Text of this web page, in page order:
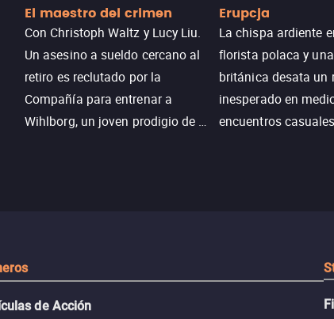
El maestro del crimen
Con Christoph Waltz y Lucy Liu.
Un asesino a sueldo cercano al
retiro es reclutado por la
Compañía para entrenar a
Wihlborg, un joven prodigio de la
Erupcja
La chispa ardiente
florista polaca y
británica desata un
inesperado en
encuentros
de Acción